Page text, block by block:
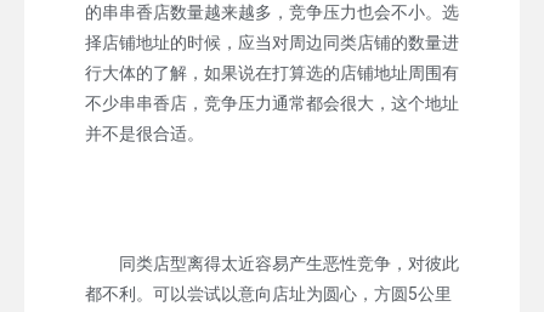
的串串香店数量越来越多，竞争压力也会不小。选
择店铺地址的时候，应当对周边同类店铺的数量进
行大体的了解，如果说在打算选的店铺地址周围有
不少串串香店，竞争压力通常都会很大，这个地址
并不是很合适。
同类店型离得太近容易产生恶性竞争，对彼此
都不利。可以尝试以意向店址为圆心，方圆5公里